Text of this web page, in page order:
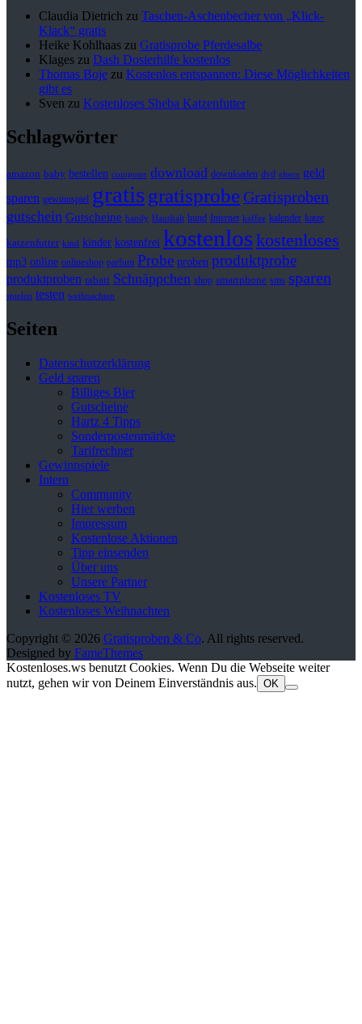
Claudia Dietrich zu Taschen-Aschenbecher von „Klick-
Klack“ gratis
Heike Kohlhaas zu Gratisprobe Pferdesalbe
Klages zu Dash Dosierhilfe kostenlos
Thomas Boje zu Kostenlos entspannen: Diese Möglichkeiten
gibt es
Sven zu Kostenloses Sheba Katzenfutter
Schlagwörter
amazon baby bestellen computer download downloaden dvd eltern geld
sparen gewinnspiel gratisgratisprobeGratisproben
gutschein Gutscheine handy Haushalt hund Internet kaffee kalender katze
katzenfutter kind kinder kostenfrei kostenloskostenloses
mp3 online onlineshop parfum Probe proben produktprobe
produktproben rabatt Schnäppchen shop smartphone sms sparen
spielen testen weihnachten
Seiten
Datenschutzerklärung
Geld sparen
Billiges Bier
Gutscheine
Hartz 4 Tipps
Sonderpostenmärkte
Tarifrechner
Gewinnspiele
Intern
Community
Hier werben
Impressum
Kostenlose Aktionen
Tipp einsenden
Über uns
Unsere Partner
Kostenloses TV
Kostenloses Weihnachten
Copyright © 2026 Gratisproben & Co. All rights reserved.
Designed by FameThemes
Kostenloses.ws benutzt Cookies. Wenn Du die Webseite weiter
nutzt, gehen wir von Deinem Einverständnis aus. OK